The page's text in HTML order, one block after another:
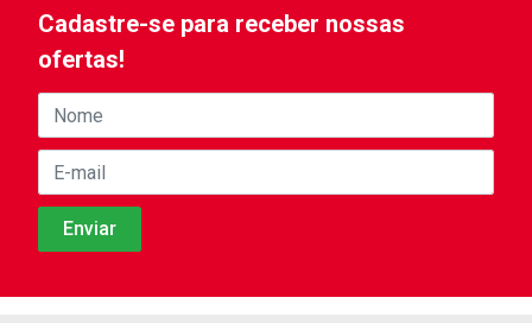
Cadastre-se para receber nossas
ofertas!